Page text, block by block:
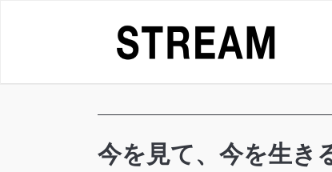
今を見て、今を生き